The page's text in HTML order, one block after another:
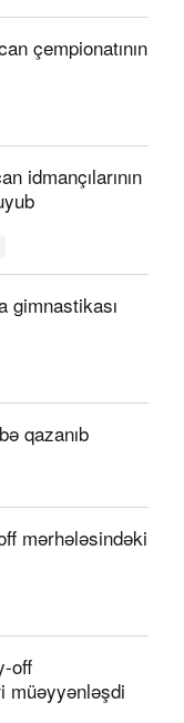
çempionatının
idmançılarının
gimnastikası
qazanıb
mərhələsindəki
off
müəyyənləşdi